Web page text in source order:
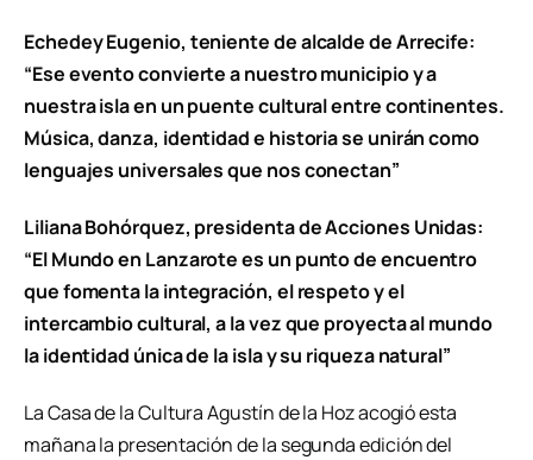
Echedey Eugenio, teniente de alcalde de Arrecife:
“Ese evento convierte a nuestro municipio y a
nuestra isla en un puente cultural entre continentes.
Música, danza, identidad e historia se unirán como
lenguajes universales que nos conectan”
Liliana Bohórquez, presidenta de Acciones Unidas:
“El Mundo en Lanzarote es un punto de encuentro
que fomenta la integración, el respeto y el
intercambio cultural, a la vez que proyecta al mundo
la identidad única de la isla y su riqueza natural”
La Casa de la Cultura Agustín de la Hoz acogió esta
mañana la presentación de la segunda edición del